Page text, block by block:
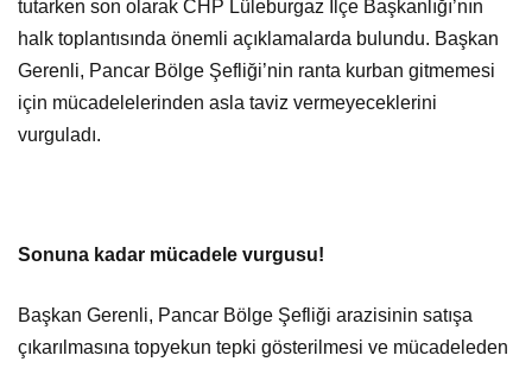
tutarken son olarak CHP Lüleburgaz İlçe Başkanlığı’nın
halk toplantısında önemli açıklamalarda bulundu. Başkan
Gerenli, Pancar Bölge Şefliği’nin ranta kurban gitmemesi
için mücadelelerinden asla taviz vermeyeceklerini
vurguladı.
Sonuna kadar mücadele vurgusu!
Başkan Gerenli, Pancar Bölge Şefliği arazisinin satışa
çıkarılmasına topyekun tepki gösterilmesi ve mücadeleden